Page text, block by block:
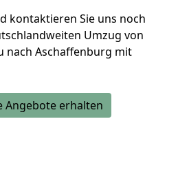
kontaktieren Sie uns noch
Umzug von
nach Aschaffenburg mit
Angebote erhalten